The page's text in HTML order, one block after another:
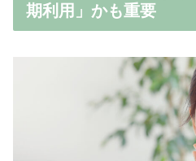
期利用」かも重要